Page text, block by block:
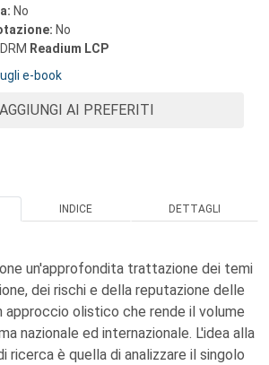
No
No
Readium LCP
e-book
AGGIUNGI AI PREFERITI
INDICE DETTAGLI
un'approfondita trattazione dei temi
dei rischi e della reputazione delle
approccio olistico che rende il volume
nazionale ed internazionale. L'idea alla
ricerca è quella di analizzare il singolo